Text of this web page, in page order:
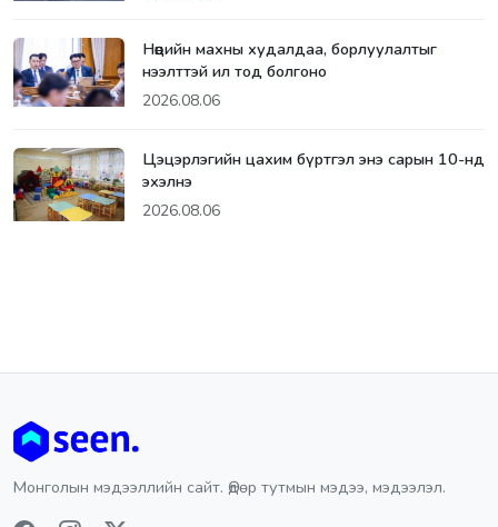
Нөөцийн махны худалдаа, борлуулалтыг
нээлттэй ил тод болгоно
2026.08.06
Цэцэрлэгийн цахим бүртгэл энэ сарын 10-нд
эхэлнэ
2026.08.06
Монголын мэдээллийн сайт. Өдөр тутмын мэдээ, мэдээлэл.